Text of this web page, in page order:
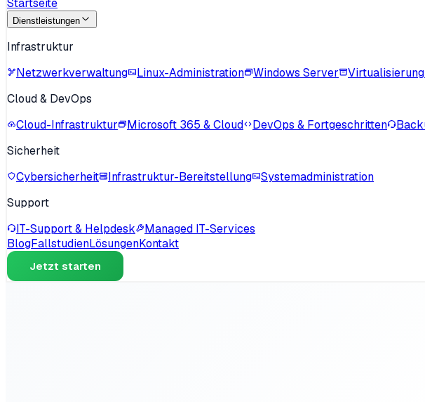
Startseite
Dienstleistungen
Infrastruktur
Netzwerkverwaltung
Linux-Administration Windows Server
Cloud & DevOps
Cloud-Infrastruktur
Microsoft 365 & Cloud DevOps & Fortgeschritten
Sicherheit
Cybersicherheit
Infrastruktur-Bereitstellung
Systemadministration
Support
IT-Support & Helpdesk
Managed IT-Services
BlogFallstudienLösungenKontakt
Jetzt starten